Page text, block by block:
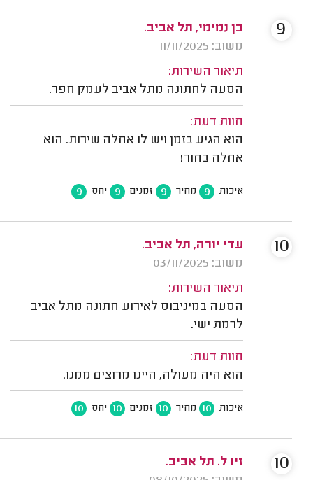
בן נמימי, תל אביב.
משוב: 11/11/2025
תיאור השירות:
הסעה לחתונה מתל אביב לעמק חפר.
חוות דעת:
הוא הגיע בזמן ויש לו אחלה שירות. הוא
אחלה בחור!
איכות 9 מחיר 9 זמנים 9 יחס 9
9
עדי יורה, תל אביב.
משוב: 03/11/2025
תיאור השירות:
הסעה במיניבוס לאירוע חתונה מתל אביב
לרמת ישי.
חוות דעת:
הוא היה מעולה, היינו מרוצים ממנו.
איכות 10 מחיר 10 זמנים 10 יחס 10
10
זיו ל. תל אביב.
10